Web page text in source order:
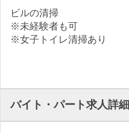
ビルの清掃
※未経験者も可
※女子トイレ清掃あり
バイト・パート求人詳細